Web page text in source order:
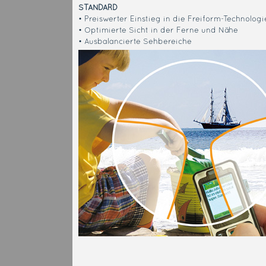
STANDARD
• Preiswerter Einstieg in die Freiform-
• Optimierte Sicht in der Ferne und Nähe
• Ausbalancierte Sehbereiche